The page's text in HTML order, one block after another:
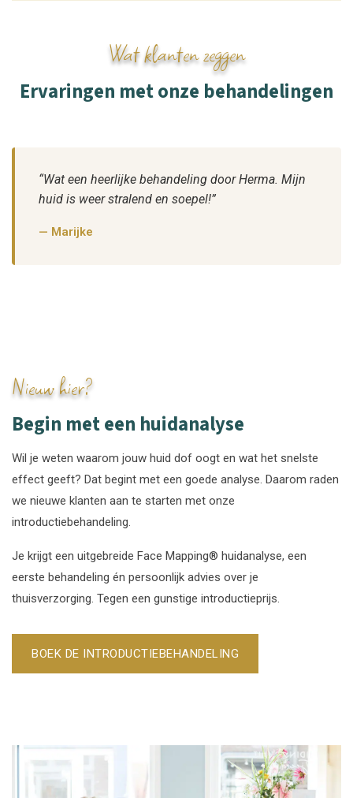
Wat klanten zeggen
Ervaringen met onze behandelingen
“Wat een heerlijke behandeling door Herma. Mijn
huid is weer stralend en soepel!”
— Marijke
Nieuw hier?
Begin met een huidanalyse
Wil je weten waarom jouw huid dof oogt en wat het snelste
effect geeft? Dat begint met een goede analyse. Daarom raden
we nieuwe klanten aan te starten met onze
introductiebehandeling.
Je krijgt een uitgebreide Face Mapping® huidanalyse, een
eerste behandeling én persoonlijk advies over je
thuisverzorging. Tegen een gunstige introductieprijs.
BOEK DE INTRODUCTIEBEHANDELING